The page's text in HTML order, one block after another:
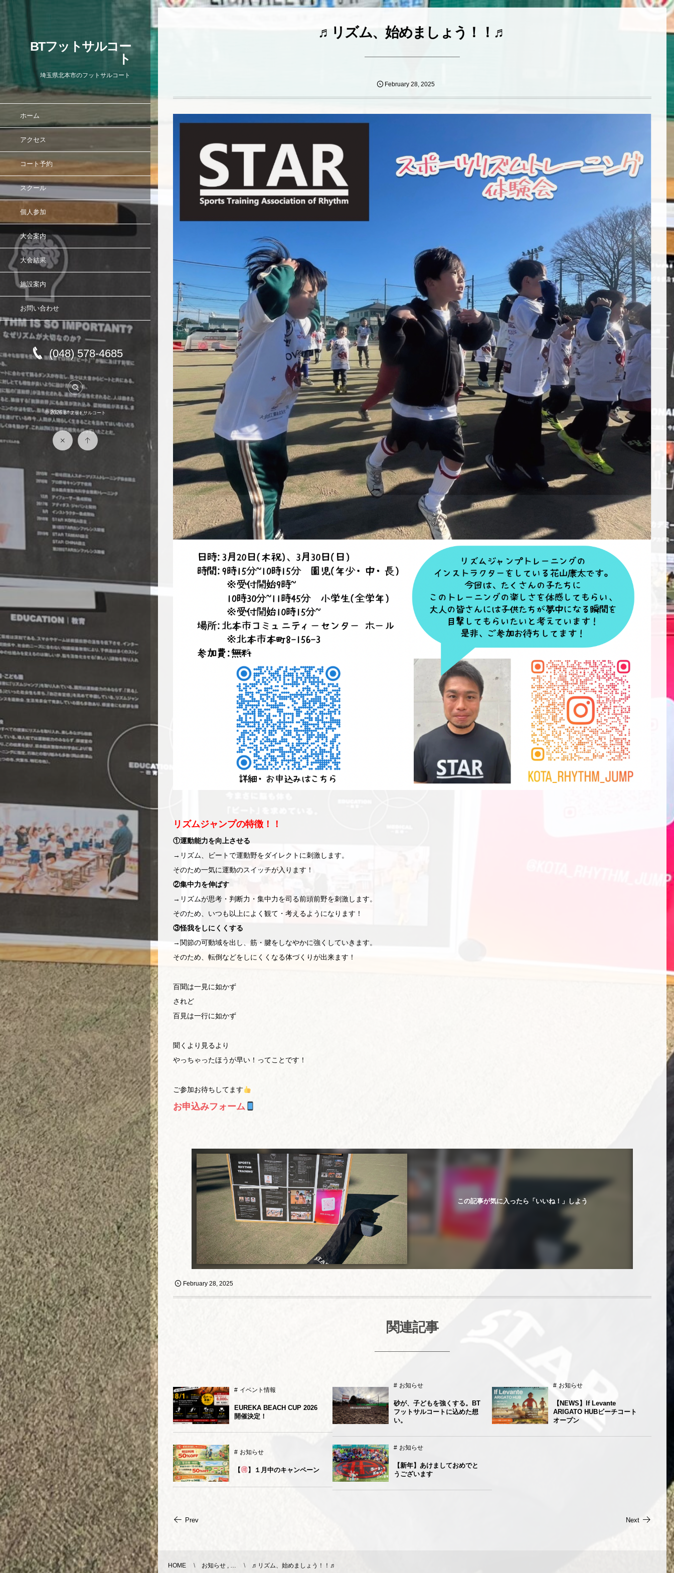
BTフットサルコー
ト
埼玉県北本市のフットサルコート
ホーム
アクセス
コート予約
スクール
個人参加
大会案内
大会結果
施設案内
お問い合わせ
(048) 578-4685
© 2026 BTフットサルコート
♬リズム、始めましょう！！♬
February 28, 2025
リズムジャンプの特徴！！
①運動能力を向上させる
→リズム、ビートで運動野をダイレクトに刺激します。
そのため一気に運動のスイッチが入ります！
②集中力を伸ばす
→リズムが思考・判断力・集中力を司る前頭前野を刺激します。
そのため、いつも以上によく観て・考えるようになります！
③怪我をしにくくする
→関節の可動域を出し、筋・腱をしなやかに強くしていきます。
そのため、転倒などをしにくくなる体づくりが出来ます！
百聞は一見に如かず
されど
百見は一行に如かず
聞くより見るより
やっちゃったほうが早い！ってことです！
ご参加お待ちしてます
お申込みフォーム
この記事が気に入ったら「いいね！」しよう
February 28, 2025
関連記事
イベント情報
EUREKA BEACH CUP 2026
開催決定！
お知らせ
砂が、子どもを強くする。BT
フットサルコートに込めた想
い。
お知らせ
【NEWS】If Levante
ARIGATO HUBビーチコート
オープン
お知らせ
【 】１月中のキャンペーン
お知らせ
【新年】あけましておめでと
うございます
Prev Next
HOME お知らせ , … ♬リズム、始めましょう！！♬